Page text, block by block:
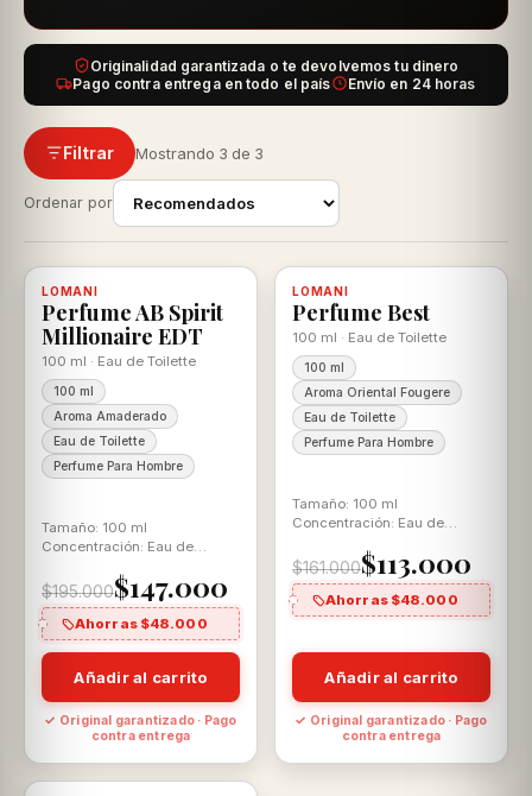
Originalidad garantizada o te devolvemos tu dinero
Pago contra entrega en todo el país
Envío en 24 horas
Filtrar Mostrando 3 de 3
Ordenar por
-25%
LOMANI
Perfume AB Spirit
Millionaire EDT
100 ml · Eau de Toilette
100 ml
Aroma Amaderado
Eau de Toilette
Perfume Para Hombre
Tamaño: 100 ml
Concentración: Eau de
$195.000$147.000
Ahorras $48.000
Disponible, con descuento
Añadir al carrito
✓ Original garantizado · Pago
contra entrega
-30%
LOMANI
Perfume Best
100 ml · Eau de Toilette
100 ml
Aroma Oriental Fougere
Eau de Toilette
Perfume Para Hombre
Tamaño: 100 ml
Concentración: Eau de
Fougere
$161.000$113.000
Ahorras $48.000
Disponible, con descuento
Añadir al carrito
✓ Original garantizado · Pago
contra entrega